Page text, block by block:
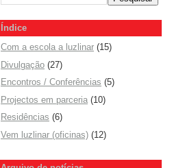
Índice
Com a escola a luzlinar (15)
Divulgação (27)
Encontros / Conferências (5)
Projectos em parceria (10)
Residências (6)
Vem luzlinar (oficinas) (12)